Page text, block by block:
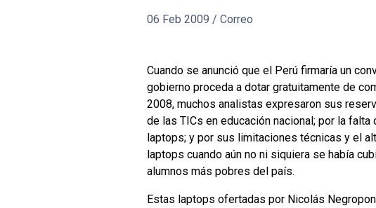
06 Feb 2009 / Correo
Cuando se anunció que el Perú firmaría un
gobierno proceda a dotar gratuitamente de
2008, muchos analistas expresaron sus
de las TICs en educación nacional; por la
laptops; y por sus limitaciones técnicas y el
laptops cuando aún no ni siquiera se había
alumnos más pobres del país.
Estas laptops ofertadas por Nicolás